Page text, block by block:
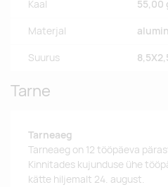
Kaal 55,00
Materjal
Suurus
Tarne
Tarneaeg
Tarneaeg on 12 tööpäeva
Kinnitades kujunduse ühe
kätte hiljemalt 24. august.